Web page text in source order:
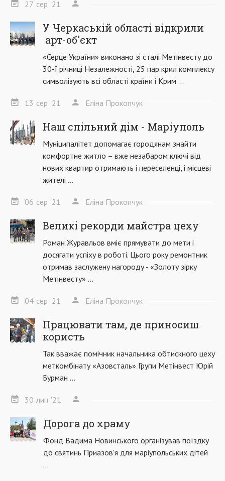
27 сер '21
У Черкаській області відкрили
арт-об'єкт
«Серце України» виконано зі сталі Метінвесту до
30-ї річниці Незалежності, 25 пар крил комплексу
символізують всі області країни і Крим ...
13 сер '21 Еліна Прокопчук
Наш спільний дім - Маріуполь
Муніципалітет допомагає городянам знайти
комфортне житло – вже незабаром ключі від
нових квартир отримають і переселенці, і місцеві
жителі ...
06 сер '21 Еліна Прокопчук
Великі рекорди майстра цеху
Роман Журавльов вміє прямувати до мети і
досягати успіху в роботі. Цього року ремонтник
отримав заслужену нагороду - «Золоту зірку
Метінвесту» ...
04 сер '21 Еліна Прокопчук
Працювати там, де приносиш
користь
Так вважає помічник начальника обтискного цеху
меткомбінату «Азовсталь» Групи Метінвест Юрій
Бурман ...
30 лип '21
Дорога до храму
Фонд Вадима Новинського організував поїздку
до святинь Приазов'я для маріупольських дітей
...